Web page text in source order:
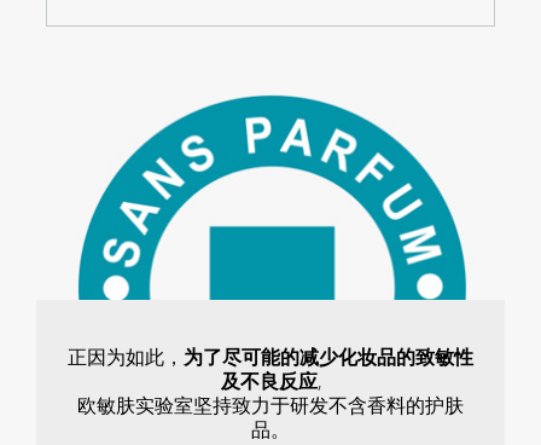
正因为如此，为了尽可能的减少化妆品的致敏性
及不良反应,
欧敏肤实验室坚持致力于研发不含香料的护肤
品。